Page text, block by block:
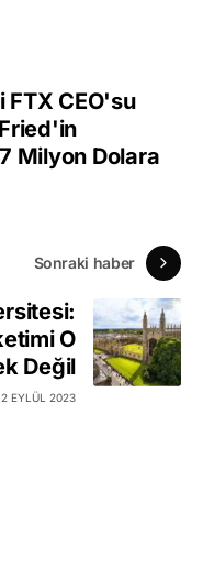
FTX CEO'su
Milyon Dolara
Sonraki haber
O
Değil
2 EYLÜL 2023